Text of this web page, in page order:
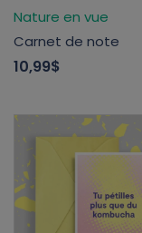
Nature en vue
Carnet de note
10,99$